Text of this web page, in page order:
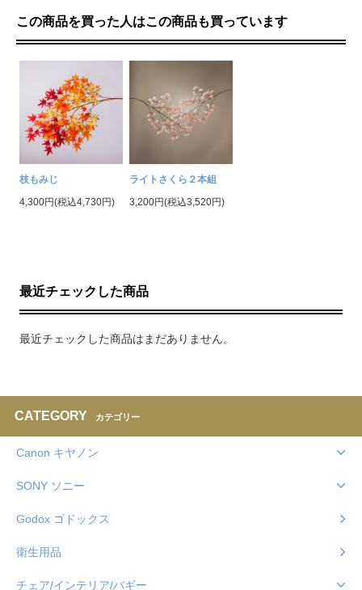
この商品を買った人はこの商品も買っています
枝もみじ
4,300円(税込4,730円)
ライトさくら２本組
3,200円(税込3,520円)
最近チェックした商品
最近チェックした商品はまだありません。
CATEGORY カテゴリー
Canon キヤノン
SONY ソニー
Godox ゴドックス
衛生用品
チェア/インテリア/バギー